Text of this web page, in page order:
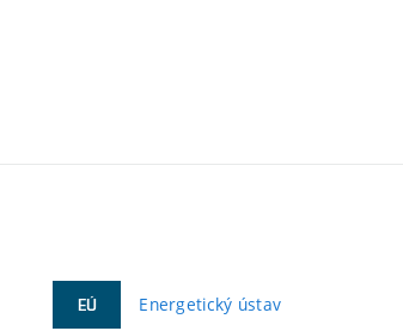
EÚ Energetický ústav